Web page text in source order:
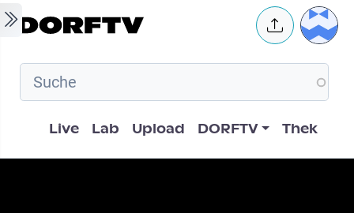
Skip to main content User
Hauptnavigation
Live Lab Upload DORFTV Thek